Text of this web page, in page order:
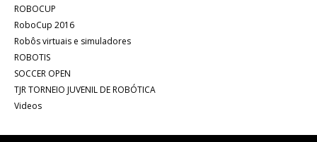
ROBOCUP
RoboCup 2016
Robôs virtuais e simuladores
ROBOTIS
SOCCER OPEN
TJR TORNEIO JUVENIL DE ROBÓTICA
Videos